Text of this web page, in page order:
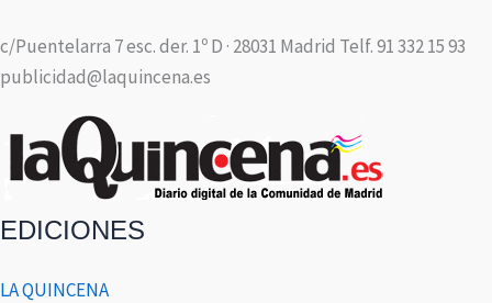
c/Puentelarra 7 esc. der. 1º D · 28031 Madrid Telf. 91 332 15 93
publicidad@laquincena.es
EDICIONES
LA QUINCENA